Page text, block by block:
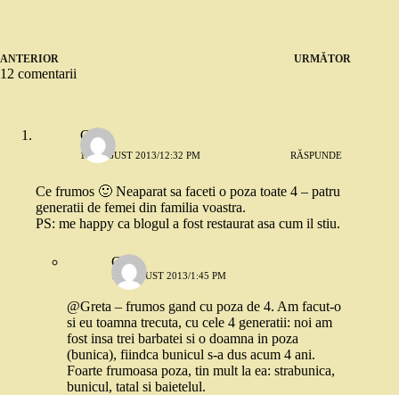
ANTERIOR URMĂTOR
12 comentarii
Greta
17 AUGUST 2013/12:32 PM RĂSPUNDE
Ce frumos 🙂 Neaparat sa faceti o poza toate 4 – patru
generatii de femei din familia voastra.
PS: me happy ca blogul a fost restaurat asa cum il stiu.
C
17 AUGUST 2013/1:45 PM
@Greta – frumos gand cu poza de 4. Am facut-o
si eu toamna trecuta, cu cele 4 generatii: noi am
fost insa trei barbatei si o doamna in poza
(bunica), fiindca bunicul s-a dus acum 4 ani.
Foarte frumoasa poza, tin mult la ea: strabunica,
bunicul, tatal si baietelul.